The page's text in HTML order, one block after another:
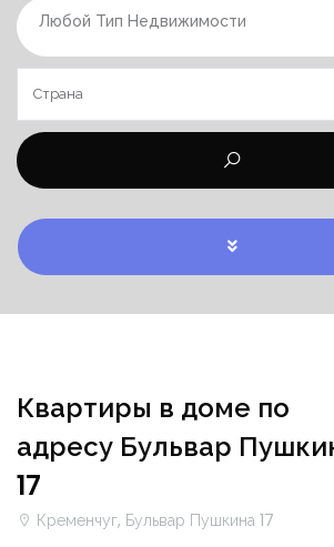
Любой Тип Недвижимости
Квартиры в доме по
адресу Бульвар
17
Кременчуг, Бульвар Пушкина 17